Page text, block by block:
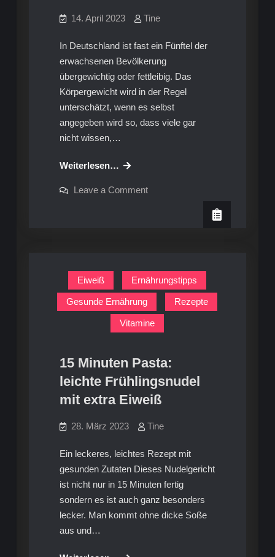
14. April 2023 Tine
In Deutschland ist fast ein Fünftel der
erwachsenen Bevölkerung
übergewichtig oder fettleibig. Das
Körpergewicht wird in der Regel
unterschätzt, wenn es selbst
angegeben wird so, dass viele gar
nicht wissen,…
Weiterlesen… Ratgeber:
einer
Leave a Commenton
Eiweiß Ernährungstipps
Gesunde Ernährung Rezepte
Vitamine
15 Minuten Pasta:
leichte Frühlingsnudel
mit extra Eiweiß
28. März 2023 Tine
Ein leckeres, leichtes Rezept mit
gesunden Zutaten Dieses Nudelgericht
ist nicht nur in 15 Minuten fertig
sondern es ist auch ganz besonders
lecker. Man kommt ohne dicke Soße
aus und…